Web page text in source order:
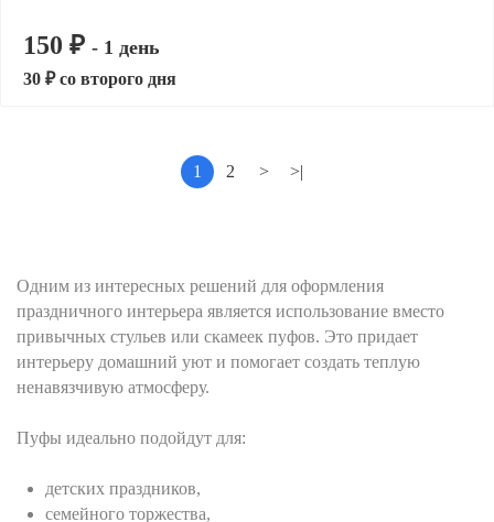
150 ₽ - 1 день
30 ₽ со второго дня
1 2 > >|
Одним из интересных решений для оформления
праздничного интерьера является использование вместо
привычных стульев или скамеек пуфов. Это придает
интерьеру домашний уют и помогает создать теплую
ненавязчивую атмосферу.
Пуфы идеально подойдут для:
детских праздников,
семейного торжества,